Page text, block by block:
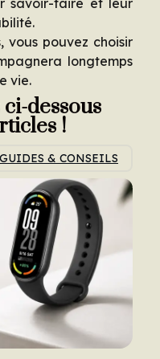
savoir-faire et leur
vous pouvez choisir
longtemps
vie.
dessous
!
GUIDES & CONSEILS